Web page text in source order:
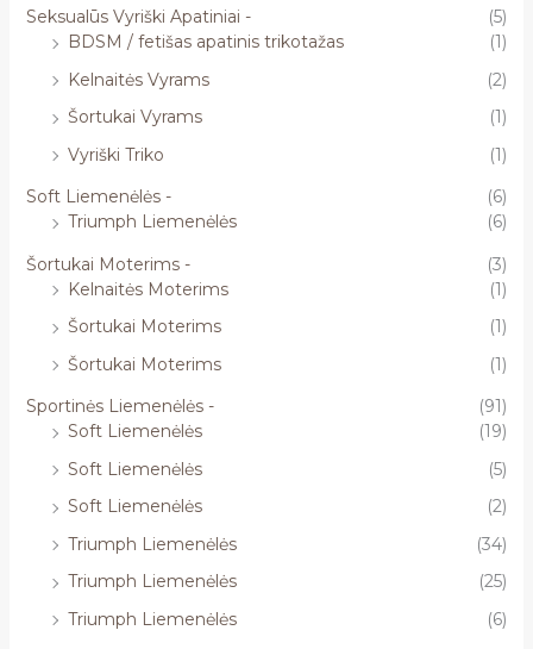
Seksualūs Vyriški Apatiniai -
(5)
BDSM / fetišas apatinis trikotažas
(1)
Kelnaitės Vyrams
(2)
Šortukai Vyrams
(1)
Vyriški Triko
(1)
Soft Liemenėlės -
(6)
Triumph Liemenėlės
(6)
Šortukai Moterims -
(3)
Kelnaitės Moterims
(1)
Šortukai Moterims
(1)
Šortukai Moterims
(1)
Sportinės Liemenėlės -
(91)
Soft Liemenėlės
(19)
Soft Liemenėlės
(5)
Soft Liemenėlės
(2)
Triumph Liemenėlės
(34)
Triumph Liemenėlės
(25)
Triumph Liemenėlės
(6)